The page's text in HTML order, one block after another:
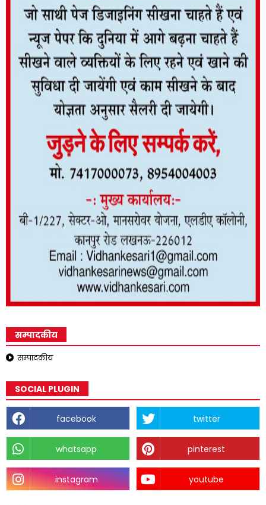
सम्पादकीय
सम्पादकीय
SOCIAL PLUGIN
facebook twitter
whatsapp pinterest
instagram youtube